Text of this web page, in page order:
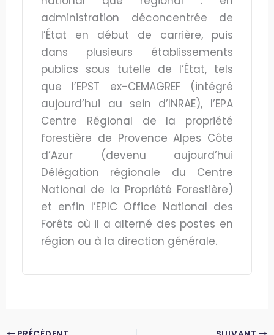
administration déconcentrée de
l’État en début de carrière, puis
dans plusieurs établissements
publics sous tutelle de l’État, tels
que l’EPST ex-CEMAGREF (intégré
aujourd’hui au sein d’INRAE), l’EPA
Centre Régional de la propriété
forestière de Provence Alpes Côte
d’Azur (devenu aujourd’hui
Délégation régionale du Centre
National de la Propriété Forestière)
et enfin l’EPIC Office National des
Forêts où il a alterné des postes en
région ou à la direction générale.